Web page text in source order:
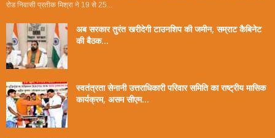
रोड निवासी प्रतीक मिश्रा ने 19 से 25...
अब सरकार तुरंत खरीदेगी टाउनशिप की जमीन, सम्राट कैबिनेट
की बैठक...
स्वतंत्रता सेनानी उत्तराधिकारी परिवार समिति का राष्ट्रीय मासिक
कार्यक्रम, असम सीएम...